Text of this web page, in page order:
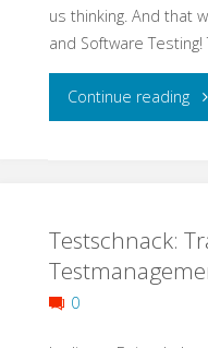
us thinking. And that
and Software
Continue reading
Us
Testschnack:
0